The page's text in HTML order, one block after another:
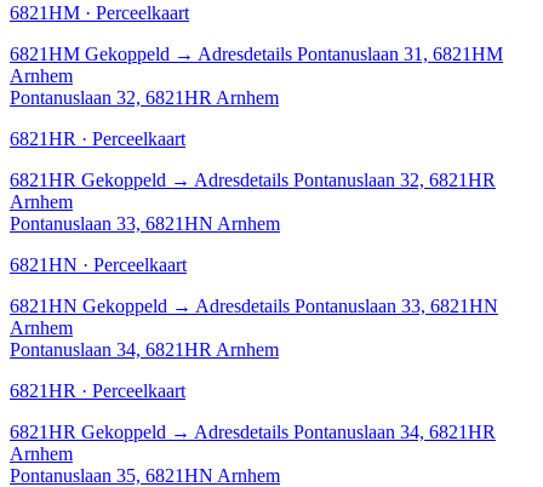
6821HM · Perceelkaart
6821HM Gekoppeld → Adresdetails Pontanuslaan 31, 6821HM
Arnhem
Pontanuslaan 32, 6821HR Arnhem
6821HR · Perceelkaart
6821HR Gekoppeld → Adresdetails Pontanuslaan 32, 6821HR
Arnhem
Pontanuslaan 33, 6821HN Arnhem
6821HN · Perceelkaart
6821HN Gekoppeld → Adresdetails Pontanuslaan 33, 6821HN
Arnhem
Pontanuslaan 34, 6821HR Arnhem
6821HR · Perceelkaart
6821HR Gekoppeld → Adresdetails Pontanuslaan 34, 6821HR
Arnhem
Pontanuslaan 35, 6821HN Arnhem